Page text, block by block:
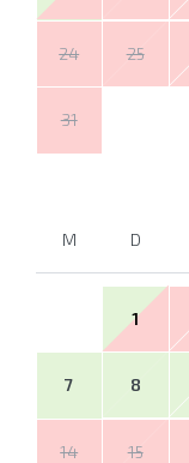
24 25
31
M D
1
7 8
14 15